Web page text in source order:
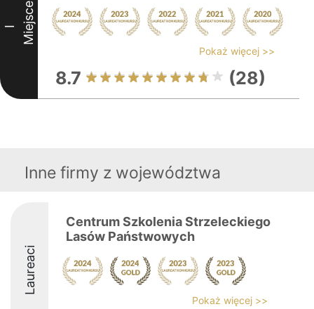
I Miejsce
Pokaż więcej >>
8.7 (28)
Inne firmy z województwa
Laureaci
Centrum Szkolenia Strzeleckiego
Lasów Państwowych
Pokaż więcej >>